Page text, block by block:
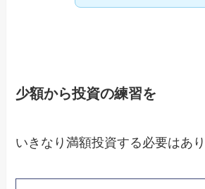
少額から投資の練習を
いきなり満額投資する必要はあり